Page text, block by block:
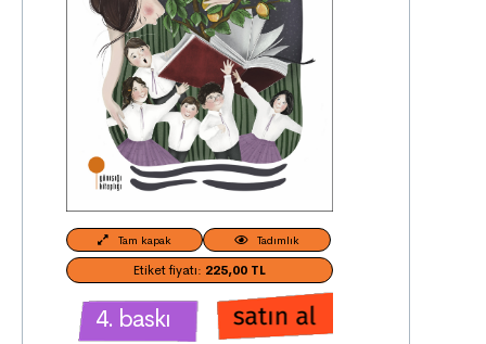
Tam kapak Tadımlık
Etiket fiyatı: 225,00 TL
4. baskı